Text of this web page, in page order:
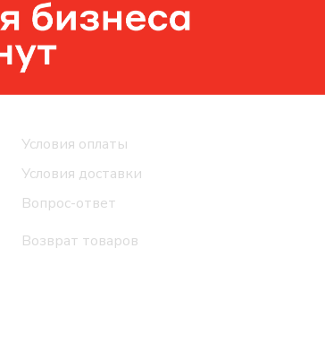
Условия оплаты
Условия доставки
Вопрос-ответ
Возврат товаров